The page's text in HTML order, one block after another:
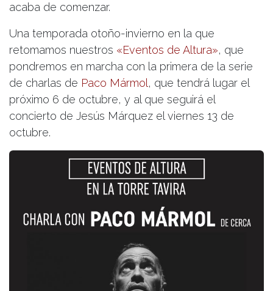
acaba de comenzar.
Una temporada otoño-invierno en la que
retomamos nuestros «Eventos de Altura», que
pondremos en marcha con la primera de la serie
de charlas de Paco Mármol , que tendrá lugar el
próximo 6 de octubre, y al que seguirá el
concierto de Jesús Márquez el viernes 13 de
octubre.